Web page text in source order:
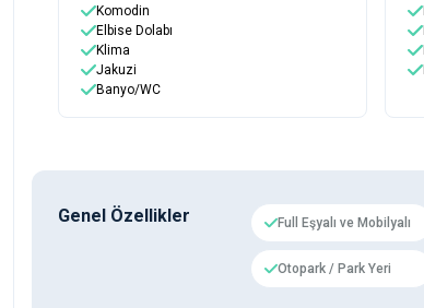
Komodin
Elbise Dolabı
Klima
Jakuzi
Banyo/WC
Genel Özellikler Full Eşyalı ve Mobilyalı
Otopark / Park Yeri